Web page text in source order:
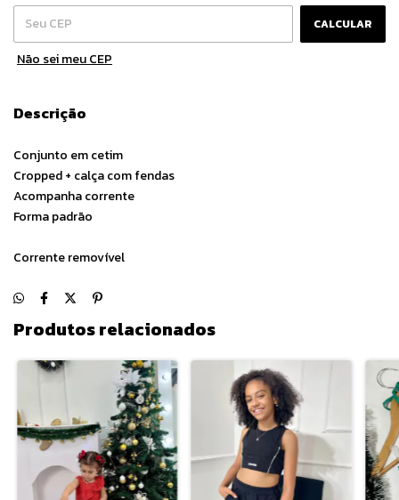
CALCULAR
Não sei meu CEP
Descrição
Conjunto em cetim
Cropped + calça com fendas
Acompanha corrente
Forma padrão
Corrente removível
Produtos relacionados